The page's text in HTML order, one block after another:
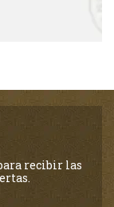
recibir las